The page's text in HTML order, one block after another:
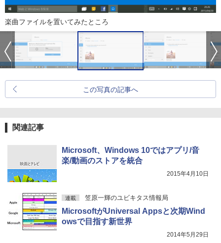
楽曲ファイルを置いてみたところ
この写真の記事へ
関連記事
Microsoft、Windows 10ではアプリ/音
楽/動画のストアを統合
2015年4月10日
連載 笠原一輝のユビキタス情報局
MicrosoftがUniversal Appsと次期Wind
owsで目指す新世界
2014年5月29日